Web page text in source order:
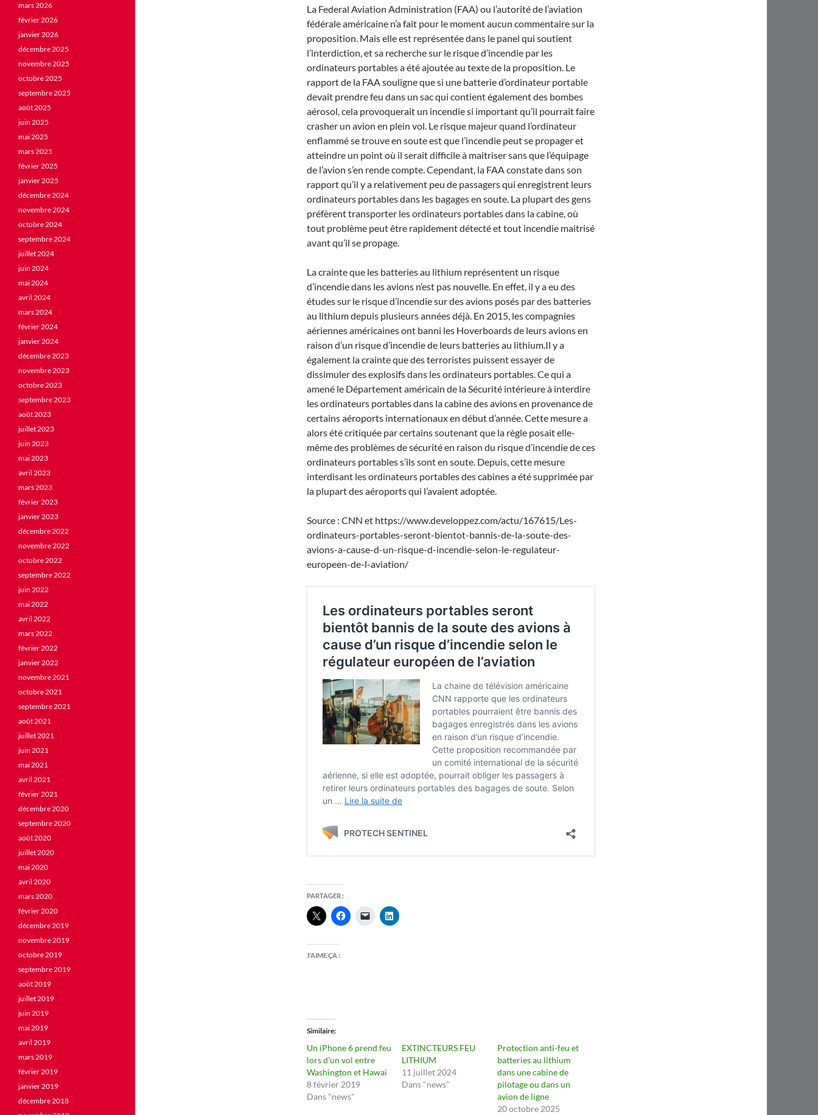
La Federal Aviation Administration (FAA) ou l’autorité de l’aviation
fédérale américaine n’a fait pour le moment aucun commentaire sur la
proposition. Mais elle est représentée dans le panel qui soutient
l’interdiction, et sa recherche sur le risque d’incendie par les
ordinateurs portables a été ajoutée au texte de la proposition. Le
rapport de la FAA souligne que si une batterie d’ordinateur portable
devait prendre feu dans un sac qui contient également des bombes
aérosol, cela provoquerait un incendie si important qu’il pourrait faire
crasher un avion en plein vol. Le risque majeur quand l’ordinateur
enflammé se trouve en soute est que l’incendie peut se propager et
atteindre un point où il serait difficile à maitriser sans que l’équipage
de l’avion s’en rende compte. Cependant, la FAA constate dans son
rapport qu’il y a relativement peu de passagers qui enregistrent leurs
ordinateurs portables dans les bagages en soute. La plupart des gens
préfèrent transporter les ordinateurs portables dans la cabine, où
tout problème peut être rapidement détecté et tout incendie maitrisé
avant qu’il se propage.
La crainte que les batteries au lithium représentent un risque
d’incendie dans les avions n’est pas nouvelle. En effet, il y a eu des
études sur le risque d’incendie sur des avions posés par des batteries
au lithium depuis plusieurs années déjà. En 2015, les compagnies
aériennes américaines ont banni les Hoverboards de leurs avions en
raison d’un risque d’incendie de leurs batteries au lithium.Il y a
également la crainte que des terroristes puissent essayer de
dissimuler des explosifs dans les ordinateurs portables. Ce qui a
amené le Département américain de la Sécurité intérieure à interdire
les ordinateurs portables dans la cabine des avions en provenance de
certains aéroports internationaux en début d’année. Cette mesure a
alors été critiquée par certains soutenant que la règle posait elle-
même des problèmes de sécurité en raison du risque d’incendie de ces
ordinateurs portables s’ils sont en soute. Depuis, cette mesure
interdisant les ordinateurs portables des cabines a été supprimée par
la plupart des aéroports qui l’avaient adoptée.
Source : CNN et https://www.developpez.com/actu/167615/Les-
ordinateurs-portables-seront-bientot-bannis-de-la-soute-des-
avions-a-cause-d-un-risque-d-incendie-selon-le-regulateur-
europeen-de-l-aviation/
PARTAGER :
J’AIME ÇA :
Similaire
Un iPhone 6 prend feu
lors d’un vol entre
Washington et Hawaï
8 février 2019
Dans "news"
EXTINCTEURS FEU
LITHIUM
11 juillet 2024
Dans "news"
Protection anti-feu et
batteries au lithium
dans une cabine de
pilotage ou dans un
avion de ligne
20 octobre 2025
mars 2026
février 2026
janvier 2026
décembre 2025
novembre 2025
octobre 2025
septembre 2025
août 2025
juin 2025
mai 2025
mars 2025
février 2025
janvier 2025
décembre 2024
novembre 2024
octobre 2024
septembre 2024
juillet 2024
juin 2024
mai 2024
avril 2024
mars 2024
février 2024
janvier 2024
décembre 2023
novembre 2023
octobre 2023
septembre 2023
août 2023
juillet 2023
juin 2023
mai 2023
avril 2023
mars 2023
février 2023
janvier 2023
décembre 2022
novembre 2022
octobre 2022
septembre 2022
juin 2022
mai 2022
avril 2022
mars 2022
février 2022
janvier 2022
novembre 2021
octobre 2021
septembre 2021
août 2021
juillet 2021
juin 2021
mai 2021
avril 2021
février 2021
décembre 2020
septembre 2020
août 2020
juillet 2020
mai 2020
avril 2020
mars 2020
février 2020
décembre 2019
novembre 2019
octobre 2019
septembre 2019
août 2019
juillet 2019
juin 2019
mai 2019
avril 2019
mars 2019
février 2019
janvier 2019
décembre 2018